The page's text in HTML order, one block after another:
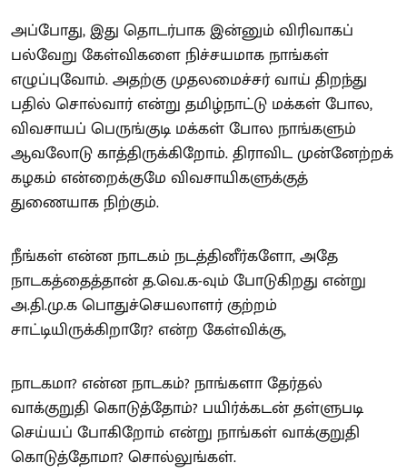
அப்போது, இது தொடர்பாக இன்னும் விரிவாகப்
பல்வேறு கேள்விகளை நிச்சயமாக நாங்கள்
எழுப்புவோம். அதற்கு முதலமைச்சர் வாய் திறந்து
பதில் சொல்வார் என்று தமிழ்நாட்டு மக்கள் போல,
விவசாயப் பெருங்குடி மக்கள் போல நாங்களும்
ஆவலோடு காத்திருக்கிறோம். திராவிட முன்னேற்றக்
கழகம் என்றைக்குமே விவசாயிகளுக்குத்
துணையாக நிற்கும்.
நீங்கள் என்ன நாடகம் நடத்தினீர்களோ, அதே
நாடகத்தைத்தான் த.வெ.க-வும் போடுகிறது என்று
அ.தி.மு.க பொதுச்செயலாளர் குற்றம்
சாட்டியிருக்கிறாரே? என்ற கேள்விக்கு,
நாடகமா? என்ன நாடகம்? நாங்களா தேர்தல்
வாக்குறுதி கொடுத்தோம்? பயிர்க்கடன் தள்ளுபடி
செய்யப் போகிறோம் என்று நாங்கள் வாக்குறுதி
கொடுத்தோமா? சொல்லுங்கள்.